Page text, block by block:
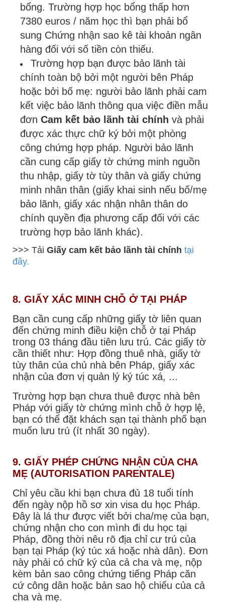
bổng. Trường hợp học bổng thấp hơn
7380 euros / năm học thì bạn phải bổ
sung Chứng nhận sao kê tài khoản ngân
hàng đối với số tiền còn thiếu.
Trường hợp bạn được bảo lãnh tài
chính toàn bộ bởi một người bên Pháp
hoặc bởi bố mẹ: người bảo lãnh phải cam
kết việc bảo lãnh thông qua việc điền mẫu
đơn Cam kết bảo lãnh tài chính và phải
được xác thực chữ ký bởi một phòng
công chứng hợp pháp. Người bảo lãnh
cần cung cấp giấy tờ chứng minh nguồn
thu nhập, giấy tờ tùy thân và giấy chứng
minh nhân thân (giấy khai sinh nếu bố/mẹ
bảo lãnh, giấy xác nhận nhân thân do
chính quyền địa phương cấp đối với các
trường hợp bảo lãnh khác).
>>> Tải Giấy cam kết bảo lãnh tài chính tại
đây.
8. GIẤY XÁC MINH CHỖ Ở TẠI PHÁP
Bạn cần cung cấp những giấy tờ liên quan
đến chứng minh điều kiện chỗ ở tại Pháp
trong 03 tháng đầu tiên lưu trú. Các giấy tờ
cần thiết như: Hợp đồng thuê nhà, giấy tờ
tùy thân của chủ nhà bên Pháp, giấy xác
nhận của đơn vị quản lý ký túc xá, ...
Trường hợp bạn chưa thuê được nhà bên
Pháp với giấy tờ chứng mình chỗ ở hợp lệ,
bạn có thể đặt khách sạn tại thành phố bạn
muốn lưu trú (ít nhất 30 ngày).
9. GIẤY PHÉP CHỨNG NHẬN CỦA CHA
MẸ (AUTORISATION PARENTALE)
Chỉ yêu cầu khi bạn chưa đủ 18 tuổi tính
đến ngày nộp hồ sơ xin visa du học Pháp.
Đây là lá thư được viết bởi cha/mẹ của bạn,
chứng nhận cho con mình đi du học tại
Pháp, đồng thời nêu rõ địa chỉ cư trú của
bạn tại Pháp (ký túc xá hoặc nhà dân). Đơn
này phải có chữ ký của cả cha và mẹ, nộp
kèm bản sao công chứng tiếng Pháp căn
cứ công dân hoặc bản sao hộ chiếu của cả
cha và mẹ.